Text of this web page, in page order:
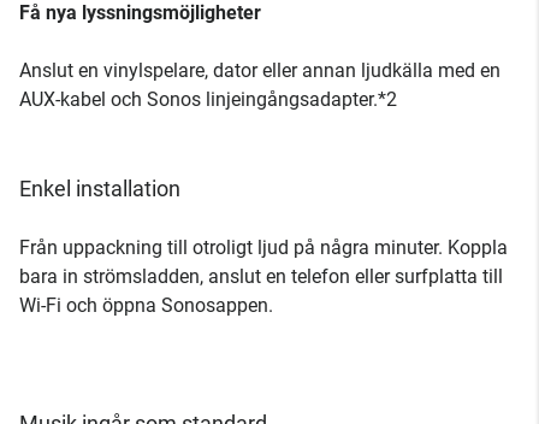
Få nya lyssningsmöjligheter
Anslut en vinylspelare, dator eller annan ljudkälla med en
AUX-kabel och Sonos linjeingångsadapter.*2
Enkel installation
Från uppackning till otroligt ljud på några minuter. Koppla
bara in strömsladden, anslut en telefon eller surfplatta till
Wi-Fi och öppna Sonosappen.